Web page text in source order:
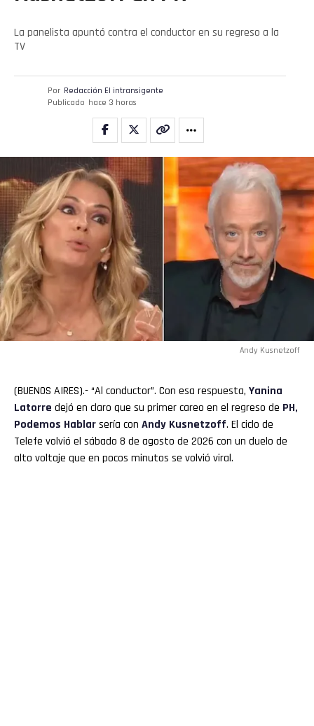
La panelista apuntó contra el conductor en su regreso a la
TV
Por Redacción El intransigente
Publicado hace 3 horas
Andy Kusnetzoff
(BUENOS AIRES).- “Al conductor”. Con esa respuesta, Yanina
Latorre dejó en claro que su primer careo en el regreso de PH,
Podemos Hablarsería con Andy Kusnetzoff. El ciclo de
Telefe volvió el sábado 8 de agosto de 2026 con un duelo de
alto voltaje que en pocos minutos se volvió viral.